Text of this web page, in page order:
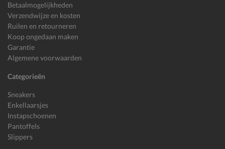
Betaalmogelijkheden
Verzendwijze en kosten
Ruilen en retourneren
Koop ongedaan maken
Garantie
Algemene voorwaarden
Categorieën
Sneakers
Enkellaarsjes
Instapschoenen
Pantoffels
Slippers